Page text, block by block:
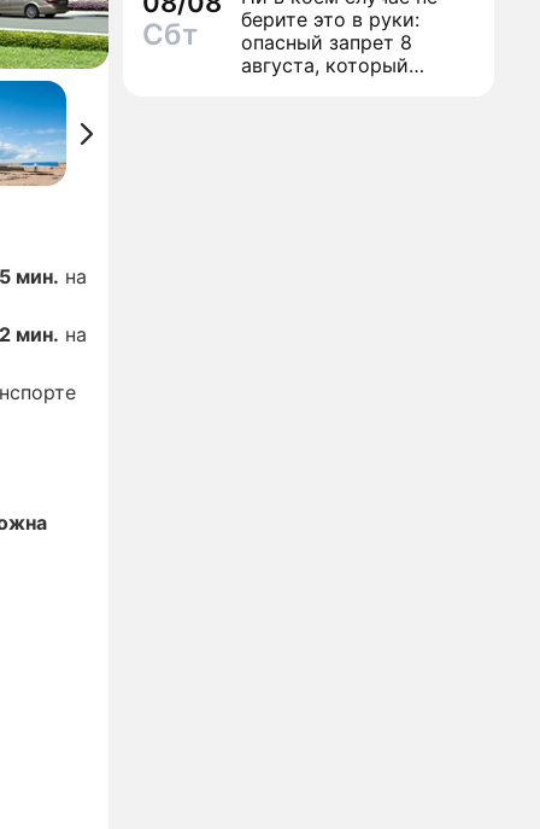
мин. на
мин. на
Сбт
берите это в руки:
опасный запрет 8
августа, который